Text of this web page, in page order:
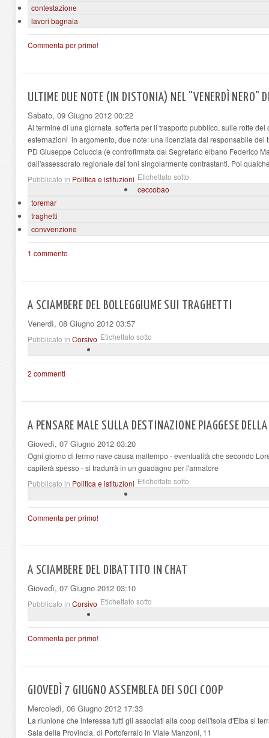
contestazione
lavori bagnaia
Commenta per primo!
ULTIME DUE NOTE (IN DISTONIA) NEL "VENERDÌ NERO"
Sabato, 09 Giugno 2012 00:22
Al termine di una giornata sofferta per il trasporto pubblico, sulle rotte
esternazioni in argomento, due note: una licenziata dal responsabile dei
PD Giuseppe Coluccia (e controfirmata dal Segretario elbano Federico
dall'assessorato regionale dai toni singolarmente contrastanti. Poi
Pubblicato in Politica e istituzioni Etichettato sotto
ceccobao
toremar
traghetti
convvenzione
1 commento
A SCIAMBERE DEL BOLLEGGIUME SUI TRAGHETTI
Venerdì, 08 Giugno 2012 03:57
Pubblicato in Corsivo Etichettato sotto
2 commenti
A PENSARE MALE SULLA DESTINAZIONE PIAGGESE
Giovedì, 07 Giugno 2012 03:20
Ogni giorno di fermo nave causa maltempo - eventualità che secondo
capiterà spesso - si tradurrà in un guadagno per l'armatore
Pubblicato in Politica e istituzioni Etichettato sotto
Commenta per primo!
A SCIAMBERE DEL DIBATTITO IN CHAT
Giovedì, 07 Giugno 2012 03:10
Pubblicato in Corsivo Etichettato sotto
Commenta per primo!
GIOVEDÌ 7 GIUGNO ASSEMBLEA DEI SOCI COOP
Mercoledì, 06 Giugno 2012 17:33
La riunione che interessa tutti gli associati alla coop dell'Isola d'Elba si
Sala della Provincia, di Portoferraio in Viale Manzoni, 11